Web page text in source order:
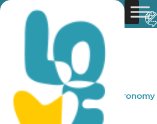
You are here: Home »Gastronomy
DONΚEY PARK